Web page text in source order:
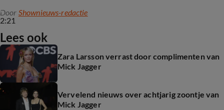
2:21
Door Shownieuws-redactie
Lees ook
Zara Larsson verrast door complimenten van
Mick Jagger
Vervelend nieuws over achtjarig zoontje van
Mick Jagger